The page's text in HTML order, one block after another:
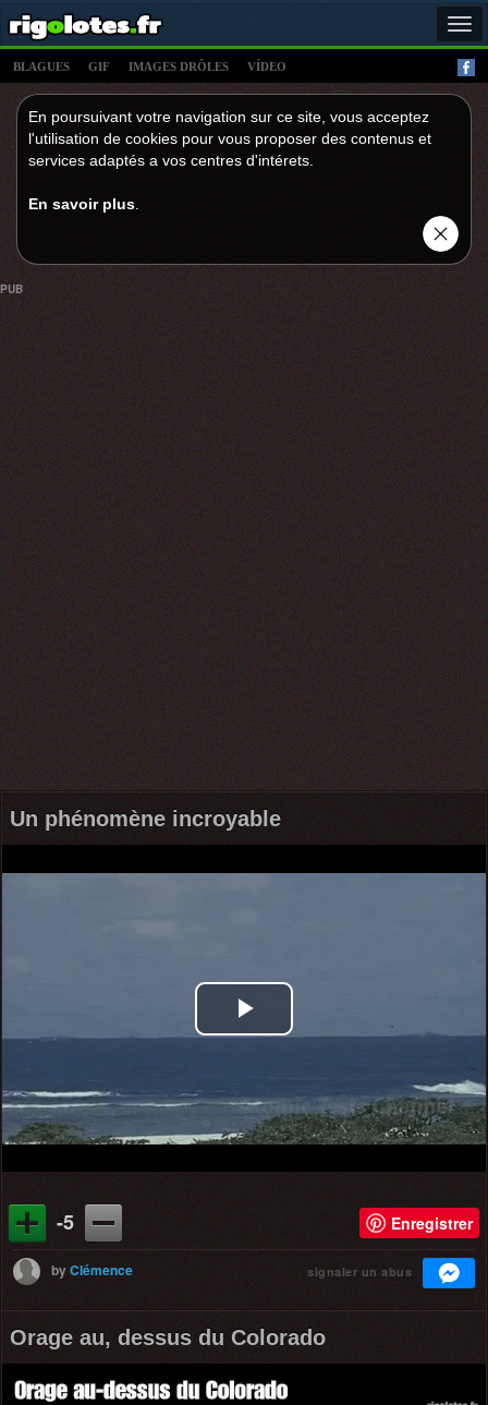
BLAGUES GIF IMAGES DRÔLES VÍDEO
En poursuivant votre navigation sur ce site, vous acceptez
l'utilisation de cookies pour vous proposer des contenus et
services adaptés a vos centres d'intérets.
En savoir plus
PUB
Un phénomène incroyable
Play
-5 Enregistrer
byClémence signaler un abus
Orage au, dessus du Colorado